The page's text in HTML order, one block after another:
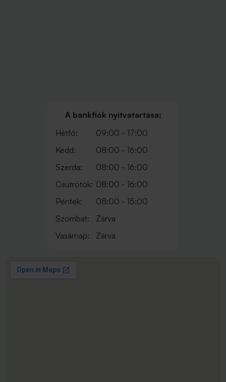
A bankfiók nyitvatartása:
Hétfő:
09:00 - 17:00
Kedd:
08:00 - 16:00
Szerda:
08:00 - 16:00
Csütrötök: 08:00 - 16:00
Péntek:
08:00 - 15:00
Szombat:
Zárva
Vasárnap:
Zárva